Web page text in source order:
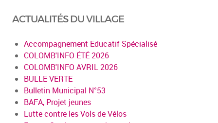
ACTUALITÉS DU VILLAGE
Accompagnement Educatif Spécialisé
COLOMB'INFO ÉTÉ 2026
COLOMB'INFO AVRIL 2026
BULLE VERTE
Bulletin Municipal N°53
BAFA, Projet jeunes
Lutte contre les Vols de Vélos